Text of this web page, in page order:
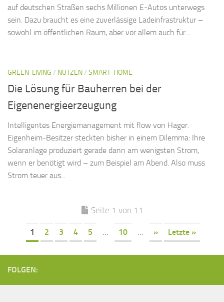
auf deutschen Straßen sechs Millionen E-Autos unterwegs
sein. Dazu braucht es eine zuverlässige Ladeinfrastruktur –
sowohl im öffentlichen Raum, aber vor allem auch für...
GREEN-LIVING / NUTZEN/ SMART-HOME
Die Lösung für Bauherren bei der
Eigenenergieerzeugung
Intelligentes Energiemanagement mit flow von Hager.
Eigenheim-Besitzer steckten bisher in einem Dilemma: Ihre
Solaranlage produziert gerade dann am wenigsten Strom,
wenn er benötigt wird – zum Beispiel am Abend. Also muss
Strom teuer aus...
Seite 1 von 11
1 2 3 4 5 ... 10 ... » Letzte »
FOLGEN: